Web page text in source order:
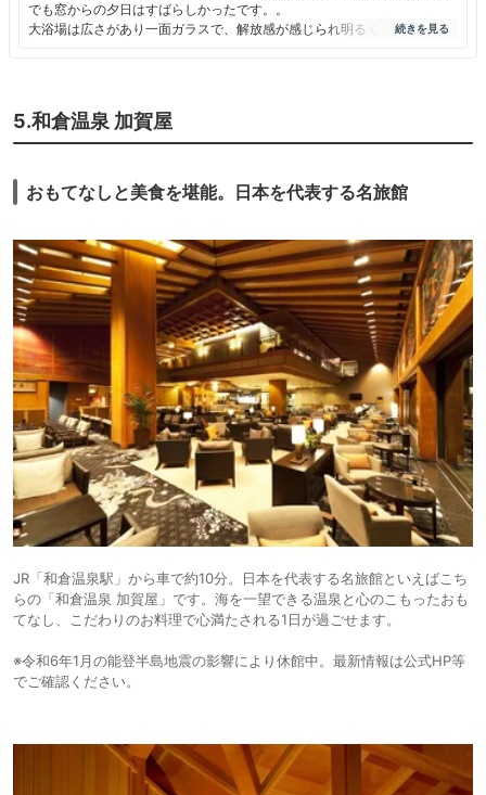
でも窓からの夕日はすばらしかったです。。
大浴場は広さがあり一面ガラスで、解放感が感じられ明るくてよかったで
す。目の前に広がる海を見ながらの湯あみは最高でした。内湯から続く露
5.和倉温泉 加賀屋
おもてなしと美食を堪能。日本を代表する名旅館
JR「和倉温泉駅」から車で約10分。日本を代表する名旅館といえばこち
らの「和倉温泉 加賀屋」です。海を一望できる温泉と心のこもったおも
てなし、こだわりのお料理で心満たされる1日が過ごせます。
※令和6年1月の能登半島地震の影響により休館中。最新情報は公式HP等
でご確認ください。